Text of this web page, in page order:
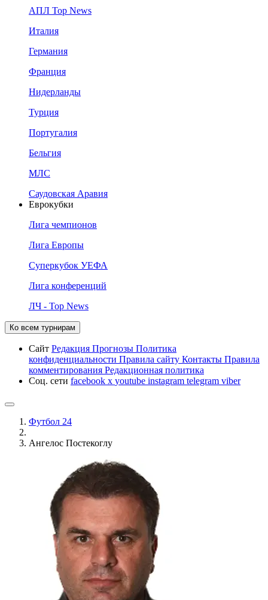
АПЛ Top News
Италия
Германия
Франция
Нидерланды
Турция
Португалия
Бельгия
МЛС
Саудовская Аравия
Еврокубки
Лига чемпионов
Лига Европы
Суперкубок УЕФА
Лига конференций
ЛЧ - Top News
Ко всем турнирам
Сайт Редакция Прогнозы Политика
конфиденциальности Правила сайту Контакты Правила
комментирования Редакционная политика
Соц. сети facebook x youtube instagram telegram viber
Футбол 24
Ангелос Постекоглу